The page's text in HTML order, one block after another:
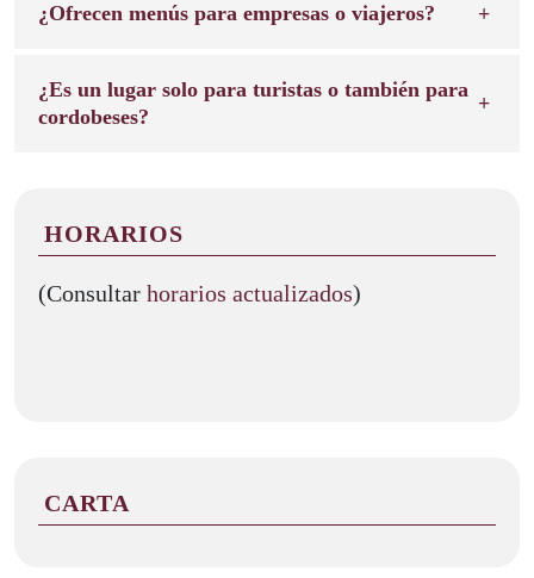
¿Ofrecen menús para empresas o viajeros?
¿Es un lugar solo para turistas o también para
cordobeses?
HORARIOS
(Consultar horarios actualizados)
CARTA